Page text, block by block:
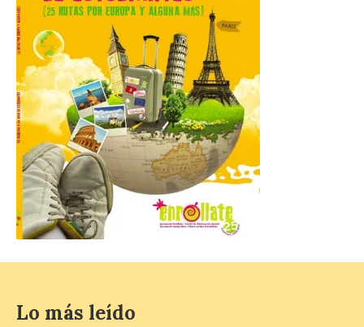
La Junta promueve la
contratación temporal de
jóvenes desempleados
para la realización de
obras y servicios de
interés general y social
con más de 8,7 millones de
euros de inversión
6 Ago 2026
Industria, Universidades,
euros al programa JOVEL
2026, cofinanciado por el Fondo Social
Lo más leído